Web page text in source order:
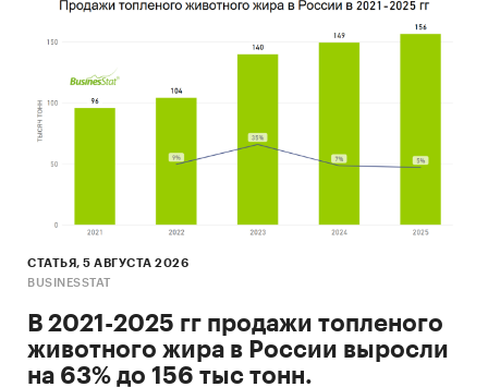
СТАТЬЯ, 5 АВГУСТА 2026
BUSINESSTAT
В 2021-2025 гг продажи топленого
животного жира в России выросли
на 63% до 156 тыс тонн.